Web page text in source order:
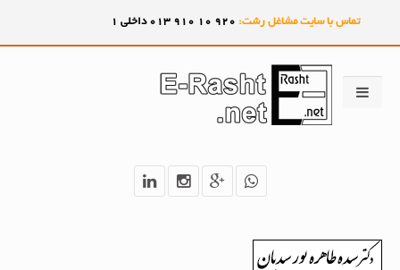
تماس با سایت مشاغل رشت: 920
10
910 013 داخلی 1